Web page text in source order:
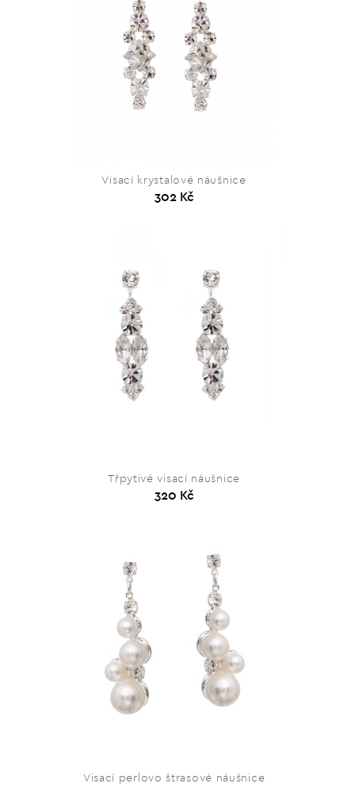
Visací krystalové náušnice
302 Kč
Třpytivé visací náušnice
320 Kč
Visací perlovo štrasové náušnice